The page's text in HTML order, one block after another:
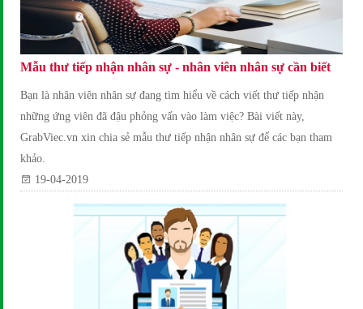
Mẫu thư tiếp nhận nhân sự - nhân viên nhân sự cần biết
Bạn là nhân viên nhân sự đang tìm hiểu về cách viết thư tiếp nhận
những ứng viên đã đậu phỏng vấn vào làm việc? Bài viết này,
GrabViec.vn xin chia sẻ mẫu thư tiếp nhận nhân sự để các bạn tham
khảo.
19-04-2019